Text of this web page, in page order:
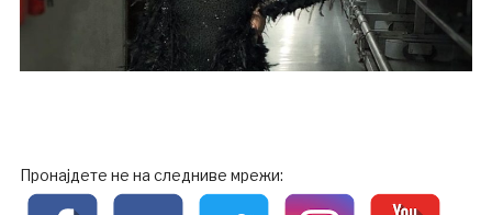
Пронајдете не на следниве мрежи: